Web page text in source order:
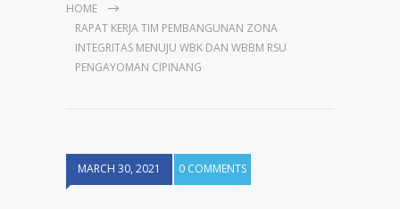
HOME
RAPAT KERJA TIM PEMBANGUNAN ZONA
INTEGRITAS MENUJU WBK DAN WBBM RSU
PENGAYOMAN CIPINANG
MARCH 30, 2021 0 COMMENTS